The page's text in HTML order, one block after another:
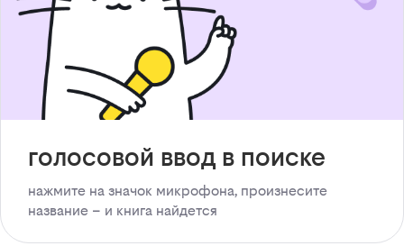
голосовой ввод в поиске
нажмите на значок микрофона, произнесите
название – и книга найдется